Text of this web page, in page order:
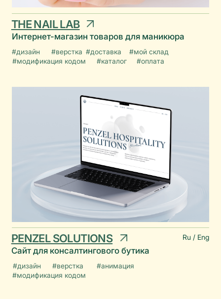
Мои работы получают признание, но
главная награда — это довольные клиенты,
большинство из которых возвращаются с
новыми задачами.
В каждом проекте для меня
важно понять вас и ваш бизнес,
ведь сайт — это не просто
страница, а способ рассказать
о вас правильно и красиво.
Начинаю с изучения вашей ниши,
конкурентов и целевой аудитории. Это
основа для дизайна, который решает
Работаю в разных стилистиках, учитывая
ваши пожелания и предлагая актуальные
варианты.